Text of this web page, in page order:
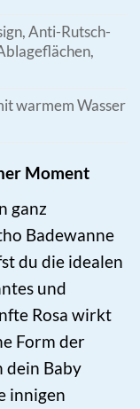
Anti-Rutsch-
warmem Wasser
Moment
ganz
Badewanne
du die idealen
und
Rosa wirkt
Form der
dein Baby
innigen